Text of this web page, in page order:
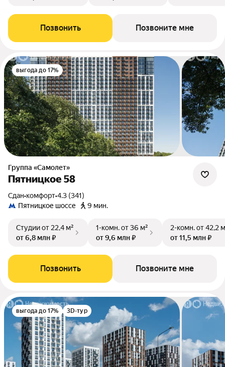
Позвонить Позвоните мне
выгода до 17%
Группа «Самолет»
Пятницкое 58
Сдан•комфорт•4.3 (341)
Пятницкое шоссе
9 мин.
Студииот 22,4 м²
от 6,8 млн ₽
1-комн.от 36 м²
от 9,6 млн ₽
2-комн.от 42,2
от 11,5 млн ₽
Позвонить Позвоните мне
выгода до 17% 3D-тур